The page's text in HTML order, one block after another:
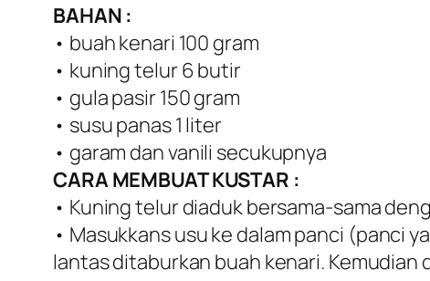
BAHAN :
• buah kenari 100 gram
• kuning telur 6 butir
• gula pasir 150 gram
• susu panas 1 liter
• garam dan vanili secukupnya
CARA MEMBUAT KUSTAR :
• Kuning telur diaduk bersama-sama
• Masukkans usu ke dalam panci (panci
lantas ditaburkan buah kenari.